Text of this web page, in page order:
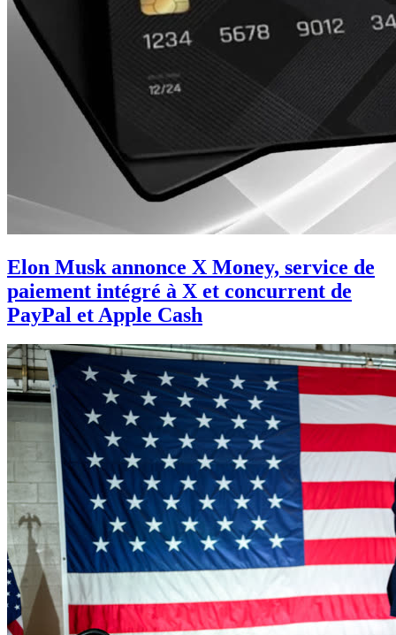
Elon Musk annonce X Money, service de
paiement intégré à X et concurrent de
PayPal et Apple Cash